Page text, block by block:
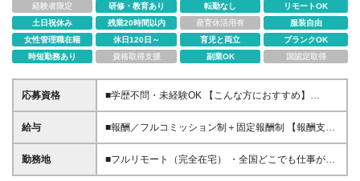
経験者限定
研修・教育あり 転勤なし
リモートOK
土日祝休み
残業20時間以内 産育休活用有
服装自由
女性管理職在籍
休日120日～ 育児と両立
ブランクOK
時短勤務あり
資格取得支援 副業OK 国認定取得
応募資格
■学歴不問・未経験OK 【こんな方におすすめ】
⭕「自信はないけど、頑張ってみたい」と思える人
⭕「もう一度、努力してみよう」と挑戦できる人 ⭕
いていない方】 ❌ラクに稼ぎたい人 ❌最低限の収入が
あればOKな人 ❌自分の成長に興味がない人 ❌人と協
給与
■報酬／フルコミッション制＋固定報酬制 【報酬支払
い実績(2024年度)】平均5,522,124円 （Join1年以上2
年未満メンバー） この数字は、ウルサポの環境を活
勤務地
■フルリモート（完全在宅） ・全国どこでも仕事がで
きます（地方でも活躍できます） ・あなたが「ここ